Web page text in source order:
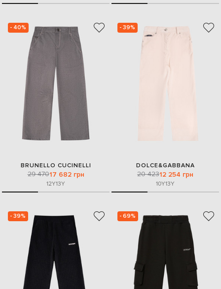
- 40%
BRUNELLO CUCINELLI
29 47017 682 грн
12Y13Y
- 39%
DOLCE&GABBANA
20 42312 254 грн
10Y13Y
- 39% - 69%